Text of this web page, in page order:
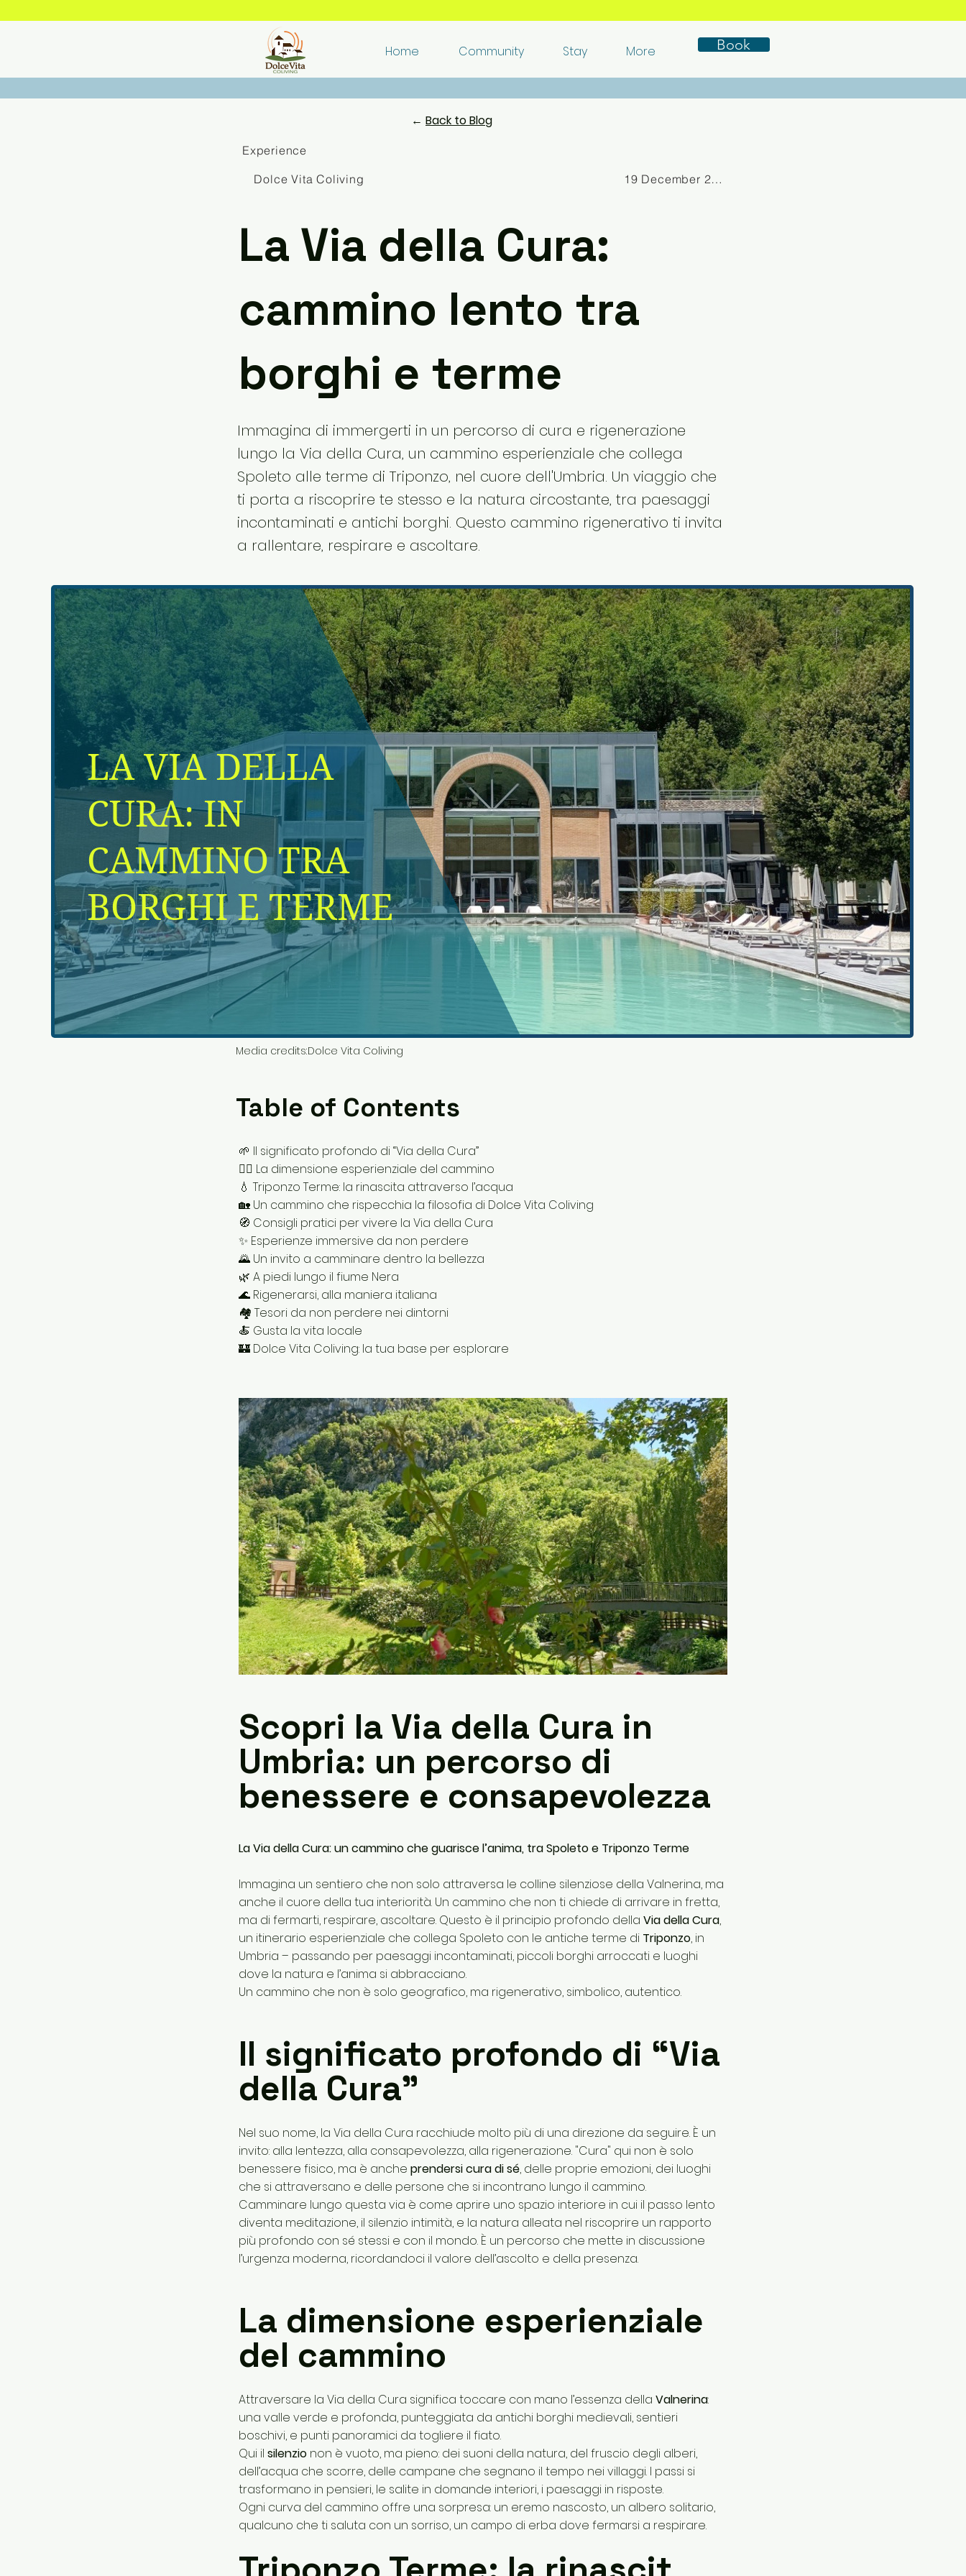
Home Community Stay More Book
← Back to Blog
Experience
Dolce Vita Coliving
19 December 2025
La Via della Cura:
cammino lento tra
borghi e terme
Immagina di immergerti in un percorso di cura e rigenerazione
lungo la Via della Cura, un cammino esperienziale che collega
Spoleto alle terme di Triponzo, nel cuore dell'Umbria. Un viaggio che
ti porta a riscoprire te stesso e la natura circostante, tra paesaggi
incontaminati e antichi borghi. Questo cammino rigenerativo ti invita
a rallentare, respirare e ascoltare.
Media credits:Dolce Vita Coliving
Table of Contents
🌱 Il significato profondo di “Via della Cura”
🚶‍♀️ La dimensione esperienziale del cammino
💧 Triponzo Terme: la rinascita attraverso l’acqua
🏡 Un cammino che rispecchia la filosofia di Dolce Vita Coliving
🧭 Consigli pratici per vivere la Via della Cura
✨ Esperienze immersive da non perdere
🌄 Un invito a camminare dentro la bellezza
🌿 A piedi lungo il fiume Nera
🌊 Rigenerarsi, alla maniera italiana
🏘 Tesori da non perdere nei dintorni
🍝 Gusta la vita locale
🏰 Dolce Vita Coliving: la tua base per esplorare
Scopri la Via della Cura in
Umbria: un percorso di
benessere e consapevolezza
La Via della Cura: un cammino che guarisce l’anima, tra Spoleto e Triponzo Terme
Immagina un sentiero che non solo attraversa le colline silenziose della Valnerina, ma
anche il cuore della tua interiorità. Un cammino che non ti chiede di arrivare in fretta,
ma di fermarti, respirare, ascoltare. Questo è il principio profondo della Via della Cura,
un itinerario esperienziale che collega Spoleto con le antiche terme di Triponzo, in
Umbria – passando per paesaggi incontaminati, piccoli borghi arroccati e luoghi
dove la natura e l’anima si abbracciano.
Un cammino che non è solo geografico, ma rigenerativo, simbolico, autentico.
Il significato profondo di “Via
della Cura”
Nel suo nome, la Via della Cura racchiude molto più di una direzione da seguire. È un
invito: alla lentezza, alla consapevolezza, alla rigenerazione. "Cura" qui non è solo
benessere fisico, ma è anche prendersi cura di sé, delle proprie emozioni, dei luoghi
che si attraversano e delle persone che si incontrano lungo il cammino.
Camminare lungo questa via è come aprire uno spazio interiore in cui il passo lento
diventa meditazione, il silenzio intimità, e la natura alleata nel riscoprire un rapporto
più profondo con sé stessi e con il mondo. È un percorso che mette in discussione
l’urgenza moderna, ricordandoci il valore dell’ascolto e della presenza.
La dimensione esperienziale
del cammino
Attraversare la Via della Cura significa toccare con mano l’essenza della Valnerina:
una valle verde e profonda, punteggiata da antichi borghi medievali, sentieri
boschivi, e punti panoramici da togliere il fiato.
Qui il silenzio non è vuoto, ma pieno: dei suoni della natura, del fruscio degli alberi,
dell’acqua che scorre, delle campane che segnano il tempo nei villaggi. I passi si
trasformano in pensieri, le salite in domande interiori, i paesaggi in risposte.
Ogni curva del cammino offre una sorpresa: un eremo nascosto, un albero solitario,
qualcuno che ti saluta con un sorriso, un campo di erba dove fermarsi a respirare.